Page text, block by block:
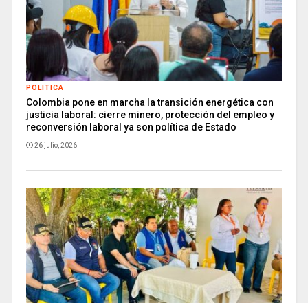
POLITICA
Colombia pone en marcha la transición energética con
justicia laboral: cierre minero, protección del empleo y
reconversión laboral ya son política de Estado
26 julio, 2026